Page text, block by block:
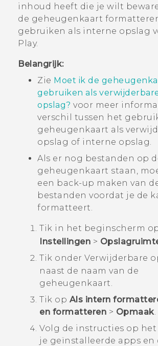
inhoud heeft die je wilt
de geheugenkaart
gebruiken als interne opslag
Play.
Belangrijk:
Zie Moet ik de
gebruiken als
opslag? voor meer
verschil tussen het
geheugenkaart als
opslag of interne opslag.
Als er nog bestanden op
geheugenkaart staan,
een back-up maken van
bestanden voordat je de
formatteert.
Tik in het beginscherm
Instellingen >
Tik onder Verwijderbare
naast de naam van de
geheugenkaart.
Tik op Als intern
en formatteren > Opmaak.
Volg de instructies op het
je geïnstalleerde apps en